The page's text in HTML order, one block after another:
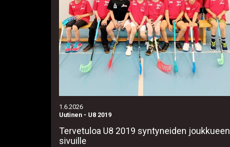
1.6.2026
Uutinen - U8 2019
Tervetuloa U8 2019 syntyneiden joukkueen
sivuille